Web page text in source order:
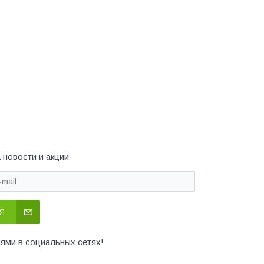
и акции
в социальных сетях!